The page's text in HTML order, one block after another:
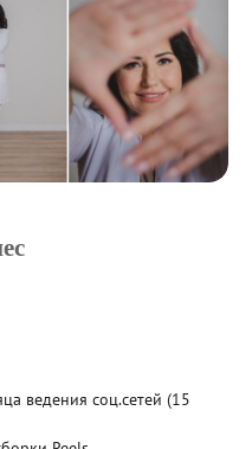
ведения соц.сетей (15